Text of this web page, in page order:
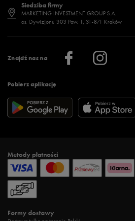
Znajdź nas na
Pobierz aplikację
Regulamin sklepu 50 style
Regulamin aplikacji 50 style
Więcej regulaminów >
Jak wybrać buty na zimę?
Więcej >
Stylizacje damskie
Sklepy stacjonarne
Klub 50 style
Praca
Informacje o firmie
Siedziba firmy
MARKETING INVESTMENT GROUP S.A.
os. Dywizjonu 303 Paw. 1, 31-871 Kraków
Metody płatności
Formy dostawy